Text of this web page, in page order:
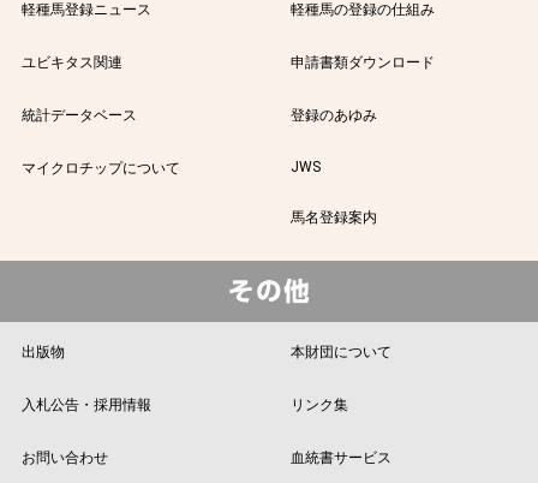
軽種馬登録ニュース 軽種馬の登録の仕組み
ユビキタス関連 申請書類ダウンロード
統計データベース 登録のあゆみ
マイクロチップについて JWS
馬名登録案内
出版物 本財団について
入札公告・採用情報 リンク集
お問い合わせ 血統書サービス